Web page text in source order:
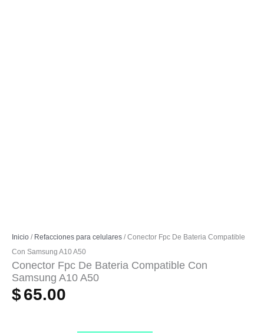
Inicio / Refacciones para celulares / Conector Fpc De Bateria Compatible
Con Samsung A10 A50
Conector Fpc De Bateria Compatible Con
Samsung A10 A50
$65.00